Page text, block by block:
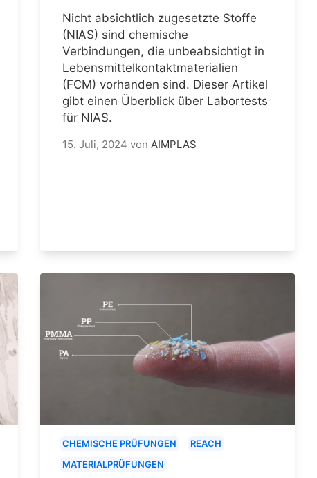
Nicht absichtlich zugesetzte Stoffe
(NIAS) sind chemische
Verbindungen, die unbeabsichtigt in
Lebensmittelkontaktmaterialien
(FCM) vorhanden sind. Dieser Artikel
gibt einen Überblick über Labortests
für NIAS.
15. Juli, 2024 von AIMPLAS
CHEMISCHE PRÜFUNGEN
REACH
MATERIALPRÜFUNGEN